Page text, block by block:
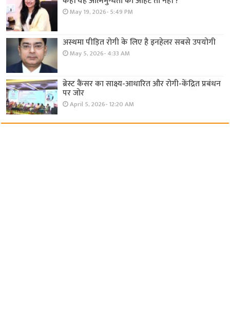
May 19, 2026- 5:49 PM
अस्थमा पीड़ित रोगी के लिए है इनहेलर सबसे उपयोगी
May 5, 2026- 4:33 AM
ब्रेस्ट कैंसर का साक्ष्य-आधारित और रोगी-केंद्रित प्रबंधन
पर जोर
April 5, 2026- 12:20 AM